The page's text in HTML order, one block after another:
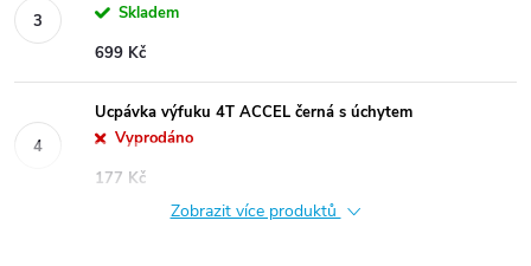
Skladem
699 Kč
Ucpávka výfuku 4T ACCEL černá s úchytem
Vyprodáno
177 Kč
Zobrazit více produktů